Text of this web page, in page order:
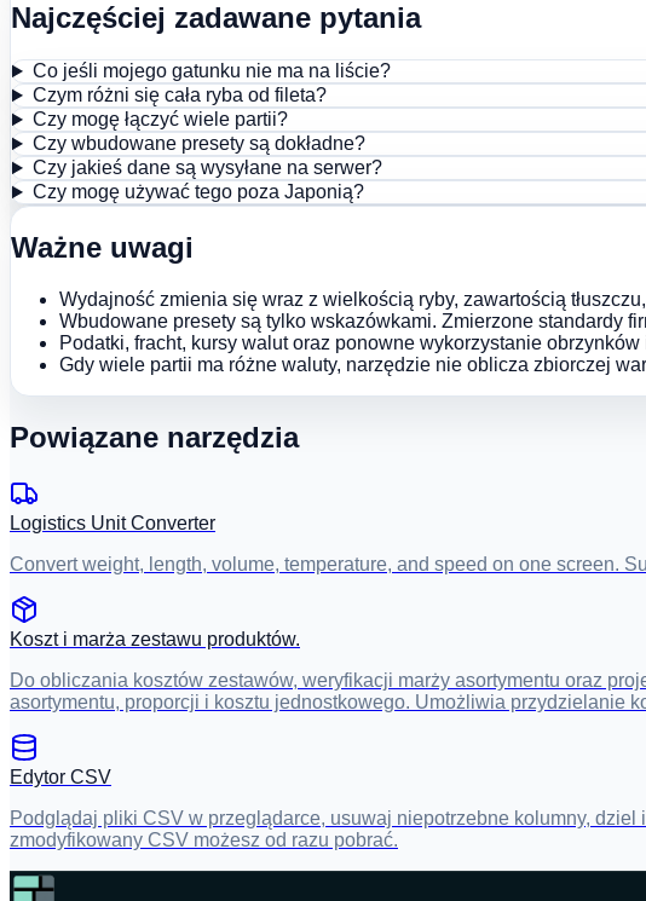
Najczęściej zadawane pytania
Co jeśli mojego gatunku nie ma na liście?
Czym różni się cała ryba od fileta?
Czy mogę łączyć wiele partii?
Czy wbudowane presety są dokładne?
Czy jakieś dane są wysyłane na serwer?
Czy mogę używać tego poza Japonią?
Ważne uwagi
Wydajność zmienia się wraz z wielkością ryby, zawartością
Wbudowane presety są tylko wskazówkami. Zmierzone standardy
Podatki, fracht, kursy walut oraz ponowne wykorzystanie
Gdy wiele partii ma różne waluty, narzędzie nie oblicza zbiorczej
Powiązane narzędzia
Logistics Unit Converter
Convert weight, length, volume, temperature, and speed on one screen.
Koszt i marża zestawu produktów.
Do obliczania kosztów zestawów, weryfikacji marży asortymentu oraz
asortymentu, proporcji i kosztu jednostkowego. Umożliwia przydzielanie
Edytor CSV
Podglądaj pliki CSV w przeglądarce, usuwaj niepotrzebne kolumny,
zmodyfikowany CSV możesz od razu pobrać.